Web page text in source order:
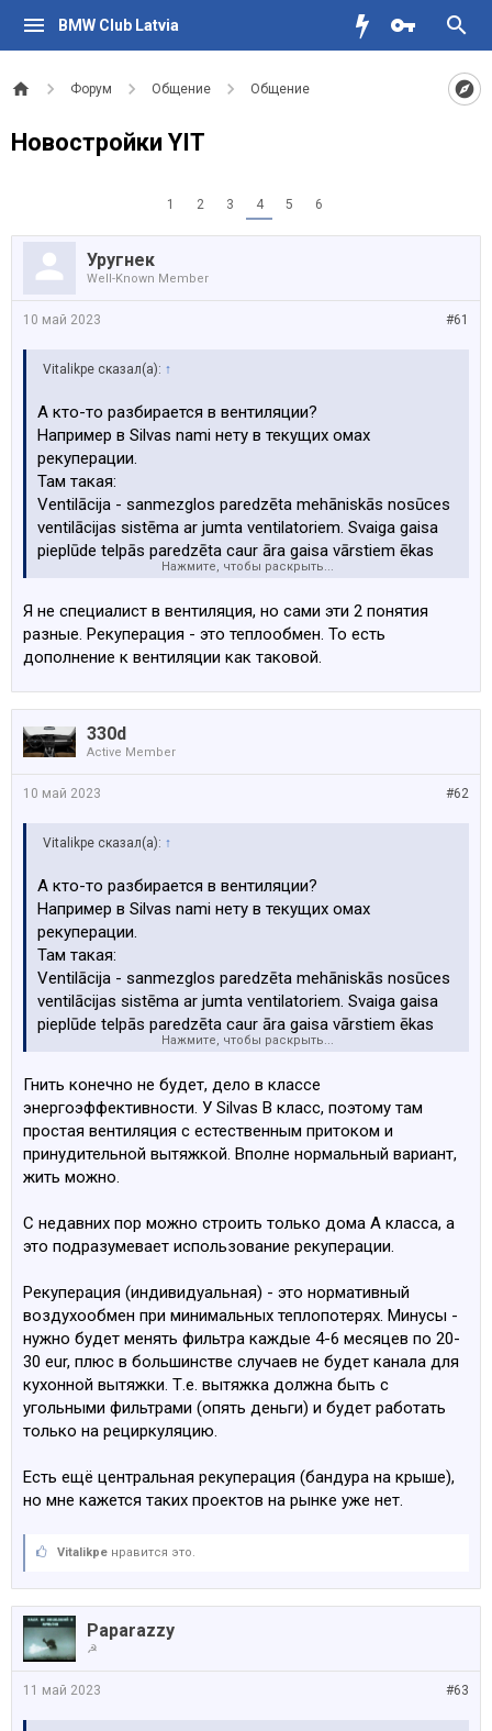
BMW Club Latvia
Форум Общение Общение
Новостройки YIT
1 2 3 4 5 6
Уругнек
Well-Known Member
#61
10 май 2023
Vitalikpe сказал(а): ↑
А кто-то разбирается в вентиляции?
Например в Silvas nami нету в текущих омах
рекуперации.
Там такая:
Ventilācija - sanmezglos paredzēta mehāniskās nosūces
ventilācijas sistēma ar jumta ventilatoriem. Svaiga gaisa
pieplūde telpās paredzēta caur āra gaisa vārstiem ēkas
fasādē. Gaisa pārplūdei no dzīvojamām telpām uz
restes virs sanmezglu durvīm. Virtuves zonā (pie
komunikāciju šahtām) paredzēti pieslēgumi ventilācijas
stāvvadiem tvaika nosūcēju montāžai.
Услышал мнение, что в таких новых утеплённых домах
обязательна нужна рекуперация? иначе будет гнить,
или это не так?
Спасибо за ответы
Нажмите, чтобы раскрыть...
Я не специалист в вентиляция, но сами эти 2 понятия
разные. Рекуперация - это теплообмен. То есть
дополнение к вентиляции как таковой.
330d
Active Member
#62
10 май 2023
Vitalikpe сказал(а): ↑
А кто-то разбирается в вентиляции?
Например в Silvas nami нету в текущих омах
рекуперации.
Там такая:
Ventilācija - sanmezglos paredzēta mehāniskās nosūces
ventilācijas sistēma ar jumta ventilatoriem. Svaiga gaisa
pieplūde telpās paredzēta caur āra gaisa vārstiem ēkas
fasādē. Gaisa pārplūdei no dzīvojamām telpām uz
restes virs sanmezglu durvīm. Virtuves zonā (pie
komunikāciju šahtām) paredzēti pieslēgumi ventilācijas
stāvvadiem tvaika nosūcēju montāžai.
Услышал мнение, что в таких новых утеплённых домах
обязательна нужна рекуперация? иначе будет гнить,
Спасибо за ответы
Нажмите, чтобы раскрыть...
Гнить конечно не будет, дело в классе
энергоэффективности. У Silvas B класс, поэтому там
простая вентиляция с естественным притоком и
принудительной вытяжкой. Вполне нормальный вариант,
жить можно.
С недавних пор можно строить только дома A класса, а
это подразумевает использование рекуперации.
Рекуперация (индивидуальная) - это нормативный
воздухообмен при минимальных теплопотерях. Минусы -
нужно будет менять фильтра каждые 4-6 месяцев по 20-
30 eur, плюс в большинстве случаев не будет канала для
кухонной вытяжки. Т.е. вытяжка должна быть с
угольными фильтрами (опять деньги) и будет работать
только на рециркуляцию.
Есть ещё центральная рекуперация (бандура на крыше),
но мне кажется таких проектов на рынке уже нет.
Vitalikpe нравится это.
Paparazzy
☭
#63
11 май 2023